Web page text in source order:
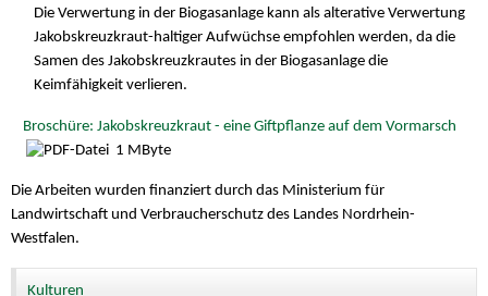
Die Verwertung in der Biogasanlage kann als alterative Verwertung
Jakobskreuzkraut-haltiger Aufwüchse empfohlen werden, da die
Samen des Jakobskreuzkrautes in der Biogasanlage die
Keimfähigkeit verlieren.
Broschüre: Jakobskreuzkraut - eine Giftpflanze auf dem Vormarsch
1 MByte
Die Arbeiten wurden finanziert durch das Ministerium für
Landwirtschaft und Verbraucherschutz des Landes Nordrhein-
Westfalen.
Kulturen